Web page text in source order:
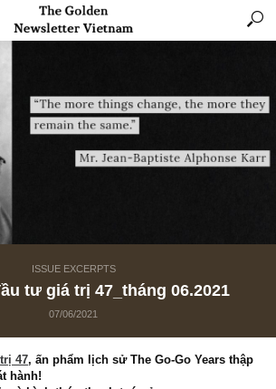
ISSUE EXCERPTS
đầu tư giá trị 47_tháng 06.2021